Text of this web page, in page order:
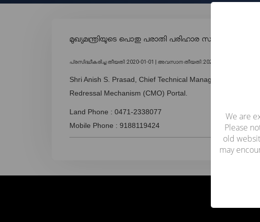
മുഖ്യമന്ത്രിയുടെ പൊതു പരാതി പരിഹാര സംവിധാനം
പ്രസിദ്ധീകരിച്ച തീയതി :2020-01-01 | അവസാന തീയതി :2020-01-10 |
Shri Anish S. Prasad, Chief Technical Manager has been
Redressal Mechanism (CMO) Portal.
Land Phone : 0471-2338077
Mobile Phone : 9188119424
We are
Please
old
may